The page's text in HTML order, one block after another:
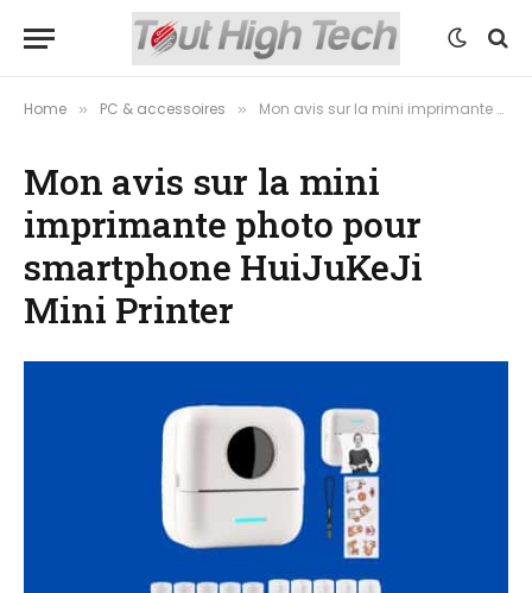
Home » PC & accessoires » Mon avis sur la mini imprimante photo pour smartphone HuiJuKeJi Mini Printer
Mon avis sur la mini
imprimante photo pour
smartphone HuiJuKeJi
Mini Printer